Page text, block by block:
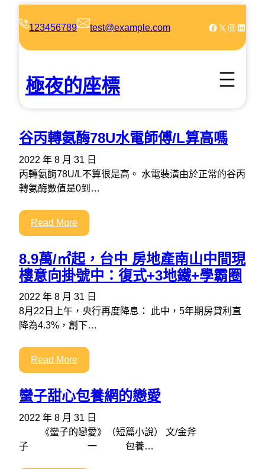
123456789 test@example.com Facebook X Instagram LinkedIn
極夜的座標
谷丙轉氨酶78U水電師傅/L算高嗎
2022 年 8 月 31 日
丙轉氨酶78U/L不算很是高。 水電裝潢由於正常的谷丙
轉氨酶數值是0到…
Read More
8.9萬/㎡起，台中 房地產南山中間現
樓意向掛號中：復式+3地鐵+學霸圈
2022 年 8 月 31 日
8月22日上午，央行再度降息： 此中，5年期房貸利直
降為4.3%，創下…
Read More
蠻子甜心包養網的戀愛
2022 年 8 月 31 日
《蠻子的戀愛》（短篇小說） 文/金斧
子 一 包養…